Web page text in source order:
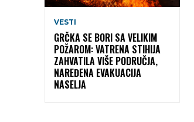
VESTI
GRČKA SE BORI SA VELIKIM
POŽAROM: VATRENA STIHIJA
ZAHVATILA VIŠE PODRUČJA,
NAREĐENA EVAKUACIJA
NASELJA